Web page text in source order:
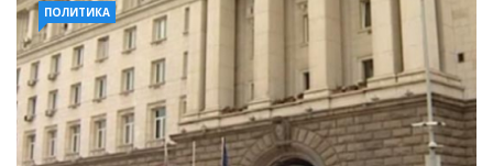
ПОЛИТИКА